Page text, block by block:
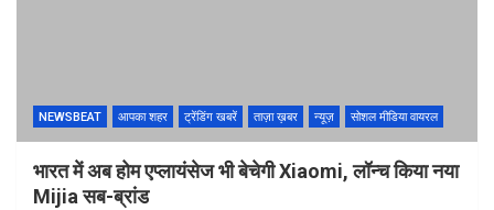
NEWSBEAT आपका शहर ट्रेंडिंग खबरें ताज़ा ख़बर न्यूज़ सोशल मीडिया वायरल
भारत में अब होम एप्लायंसेज भी बेचेगी Xiaomi, लॉन्च किया नया
Mijia सब-ब्रांड